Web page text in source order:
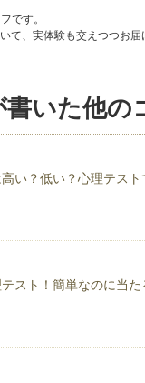
です。
て、実体験も交えつつお届
いた他の
い？低い？心理テス
スト！簡単なのに当